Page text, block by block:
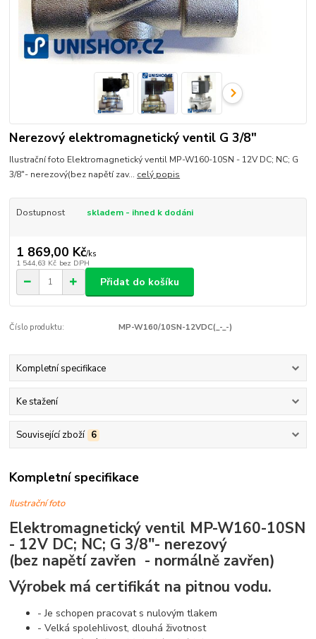
Nerezový elektromagnetický ventil G 3/8"
Ilustrační foto Elektromagnetický ventil MP-W160-10SN - 12V DC; NC; G
3/8"- nerezový(bez napětí zav... celý popis
Dostupnost skladem - ihned k dodáni
1 869,00 Kč/ks
1 544,63 Kč bez DPH
Přidat do košíku
Číslo produktu: MP-W160/10SN-12VDC(_-_-)
Kompletní specifikace
Ke stažení
Související zboží 6
Kompletní specifikace
Ilustrační foto
Elektromagnetický ventil MP-W160-10SN
- 12V DC; NC; G 3/8"- nerezový
(bez napětí zavřen - normálně zavřen)
Výrobek má certifikát na pitnou vodu.
- Je schopen pracovat s nulovým tlakem
- Velká spolehlivost, dlouhá životnost